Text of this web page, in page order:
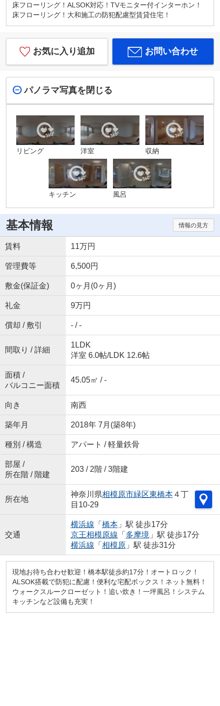
床フローリング！ALSOK対応！TVモニター付インターホン！
床フローリング！大和施工の防犯配慮型賃貸住宅！
お気に入り追加 お問い合わせ
パノラマ写真を閉じる
リビング 洋室 収納
キッチン 風呂
基本情報 情報の見方
賃料 11万円
管理費等 6,500円
敷金(保証金) 0ヶ月(0ヶ月)
礼金 9万円
償却 / 敷引 - / -
間取り / 詳細
1LDK
洋室 6.0帖/LDK 12.6帖
面積 /
バルコニー面積
45.05㎡ / -
向き 南西
築年月 2018年 7月(築8年)
種別 / 構造 アパート / 軽量鉄骨
部屋 /
所在階 / 階建
203 / 2階 / 3階建
所在地
神奈川県相模原市緑区東橋本４丁
目10-29
交通
横浜線 「 橋本」駅 徒歩17分
京王相模原線 「 多摩境 」駅 徒歩17分
横浜線 「 相模原」駅 徒歩31分
現地お待ち合わせ歓迎！橋本駅徒歩約17分！オートロック！
ALSOK搭載で防犯に配慮！便利な宅配ボックス！ネット無料！
ウォークスルークローゼット！追い炊き！一坪風呂！システム
キッチンなど設備も充実！